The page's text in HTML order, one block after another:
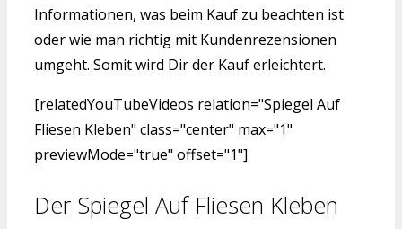
Informationen, was beim Kauf zu beachten ist
oder wie man richtig mit Kundenrezensionen
umgeht. Somit wird Dir der Kauf erleichtert.
[relatedYouTubeVideos relation="Spiegel Auf
Fliesen Kleben" class="center" max="1"
previewMode="true" offset="1"]
Der Spiegel Auf Fliesen Kleben